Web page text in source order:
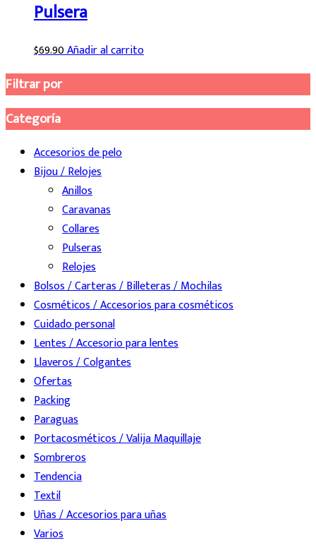
Pulsera
$69.90Añadir al carrito
Filtrar por
Categoría
Accesorios de pelo
Bijou / Relojes
Anillos
Caravanas
Collares
Pulseras
Relojes
Bolsos / Carteras / Billeteras / Mochilas
Cosméticos / Accesorios para cosméticos
Cuidado personal
Lentes / Accesorio para lentes
Llaveros / Colgantes
Ofertas
Packing
Paraguas
Portacosméticos / Valija Maquillaje
Sombreros
Tendencia
Textil
Uñas / Accesorios para uñas
Varios